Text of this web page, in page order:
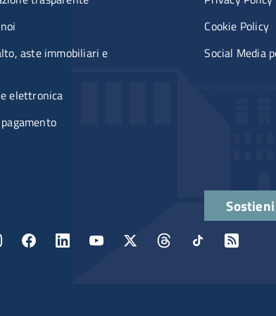
aste immobiliari e
elettronica
Cookie Policy
Social Media
Quick
Menu social